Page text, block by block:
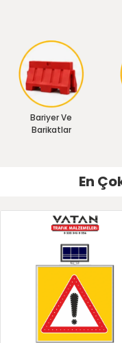
Bariyer Ve
Barikatlar
En